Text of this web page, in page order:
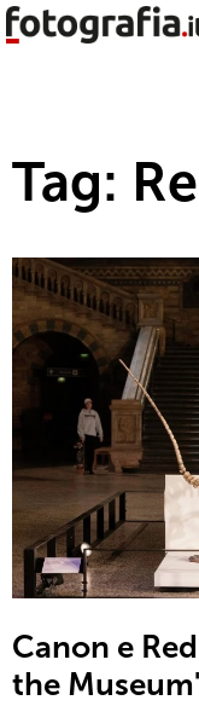
Tag:
Canon e
the